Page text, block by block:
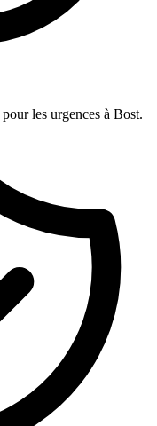
les urgences à Bost.